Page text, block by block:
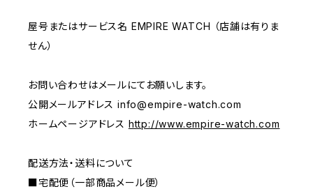
屋号またはサービス名 EMPIRE WATCH （店舗は有りま
せん）
お問い合わせはメールにてお願いします。
公開メールアドレス info@empire-watch.com
ホームページアドレス http://www.empire-watch.com
配送方法・送料について
■宅配便（一部商品メール便）